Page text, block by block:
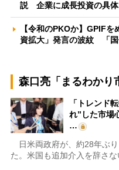
説 企業に成長投資の具
【令和のPKOか】GPIF
資拡大」発言の波紋 「
森口亮「まるわかり
「トレンド
れ”した市場
…
日米両政府が、約28年ぶ
た。米国も追加介入を辞さ